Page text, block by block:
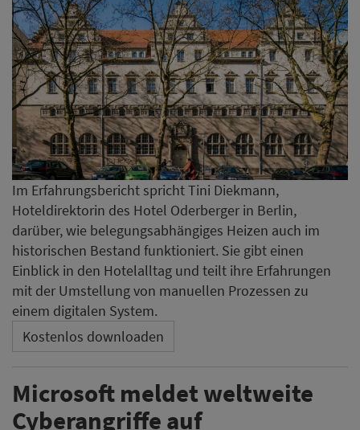
Im Erfahrungsbericht spricht Tini Diekmann,
Hoteldirektorin des Hotel Oderberger in Berlin,
darüber, wie belegungsabhängiges Heizen auch im
historischen Bestand funktioniert. Sie gibt einen
Einblick in den Hotelalltag und teilt ihre Erfahrungen
mit der Umstellung von manuellen Prozessen zu
einem digitalen System.
Kostenlos downloaden
Microsoft meldet weltweite
Cyberangriffe auf